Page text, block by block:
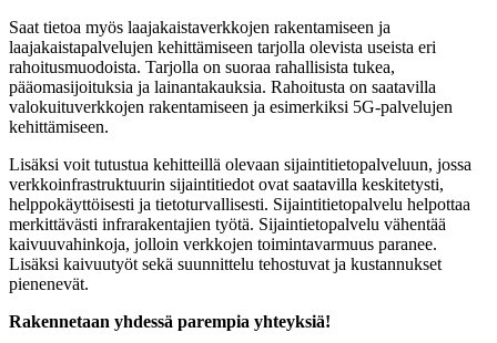
Saat tietoa myös laajakaistaverkkojen rakentamiseen ja
laajakaistapalvelujen kehittämiseen tarjolla olevista useista eri
rahoitusmuodoista. Tarjolla on suoraa rahallisista tukea,
pääomasijoituksia ja lainantakauksia. Rahoitusta on saatavilla
valokuituverkkojen rakentamiseen ja esimerkiksi 5G-palvelujen
kehittämiseen.
Lisäksi voit tutustua kehitteillä olevaan sijaintitietopalveluun, jossa
verkkoinfrastruktuurin sijaintitiedot ovat saatavilla keskitetysti,
helppokäyttöisesti ja tietoturvallisesti. Sijaintitietopalvelu helpottaa
merkittävästi infrarakentajien työtä. Sijaintietopalvelu vähentää
kaivuuvahinkoja, jolloin verkkojen toimintavarmuus paranee.
Lisäksi kaivuutyöt sekä suunnittelu tehostuvat ja kustannukset
pienenevät.
Rakennetaan yhdessä parempia yhteyksiä!